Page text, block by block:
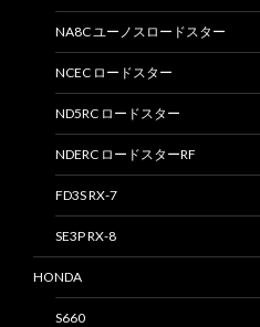
NA8C ユーノスロードスター
NCEC ロードスター
ND5RC ロードスター
NDERC ロードスターRF
FD3S RX-7
SE3P RX-8
HONDA
S660